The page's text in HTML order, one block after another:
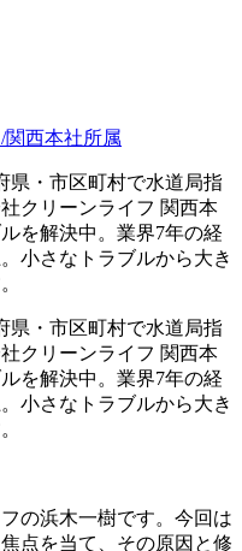
西本社所属
県・市区町村で水道局指
クリーンライフ 関西本
を解決中。業界7年の経
小さなトラブルから大き
県・市区町村で水道局指
クリーンライフ 関西本
を解決中。業界7年の経
小さなトラブルから大き
の浜木一樹です。今回は
点を当て、その原因と修